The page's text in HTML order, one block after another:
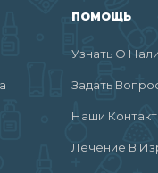
ПОМОЩЬ
Узнать О
Задать
Наши
Лечение В